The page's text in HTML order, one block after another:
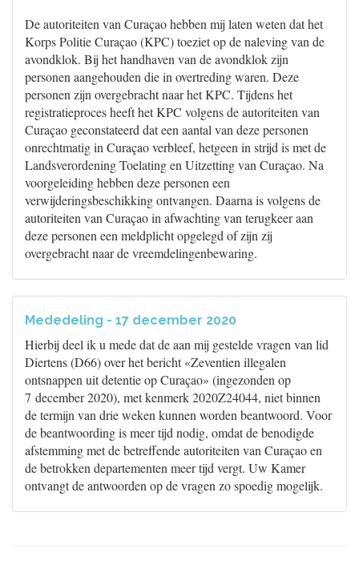
De autoriteiten van Curaçao hebben mij laten weten dat het
Korps Politie Curaçao (KPC) toeziet op de naleving van de
avondklok. Bij het handhaven van de avondklok zijn
personen aangehouden die in overtreding waren. Deze
personen zijn overgebracht naar het KPC. Tijdens het
registratieproces heeft het KPC volgens de autoriteiten van
Curaçao geconstateerd dat een aantal van deze personen
onrechtmatig in Curaçao verbleef, hetgeen in strijd is met de
Landsverordening Toelating en Uitzetting van Curaçao. Na
voorgeleiding hebben deze personen een
verwijderingsbeschikking ontvangen. Daarna is volgens de
autoriteiten van Curaçao in afwachting van terugkeer aan
deze personen een meldplicht opgelegd of zijn zij
overgebracht naar de vreemdelingenbewaring.
Mededeling - 17 december 2020
Hierbij deel ik u mede dat de aan mij gestelde vragen van lid
Diertens (D66) over het bericht «Zeventien illegalen
ontsnappen uit detentie op Curaçao» (ingezonden op
7 december 2020), met kenmerk 2020Z24044, niet binnen
de termijn van drie weken kunnen worden beantwoord. Voor
de beantwoording is meer tijd nodig, omdat de benodigde
afstemming met de betreffende autoriteiten van Curaçao en
de betrokken departementen meer tijd vergt. Uw Kamer
ontvangt de antwoorden op de vragen zo spoedig mogelijk.